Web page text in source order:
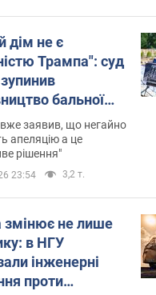
дім не є
Трампа": суд
бальної
$400 млн
заявив, що негайно
апеляцію а це
рішення"
23:54 3,2 т.
змінює не лише
в НГУ
інженерні
проти